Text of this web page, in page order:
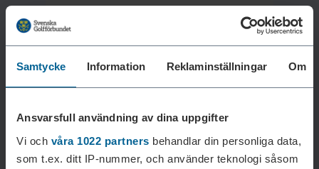
Samtycke Information Reklaminställningar Om
Ansvarsfull användning av dina uppgifter
Vi och våra 1022 partners behandlar din personliga data,
som t.ex. ditt IP-nummer, och använder teknologi såsom
Laddar reklam...